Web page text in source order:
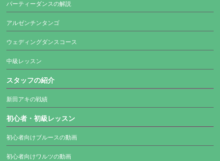
パーティーダンスの解説
アルゼンチンタンゴ
ウェディングダンスコース
中級レッスン
スタッフの紹介
新田アキの戦績
初心者・初級レッスン
初心者向けブルースの動画
初心者向けワルツの動画